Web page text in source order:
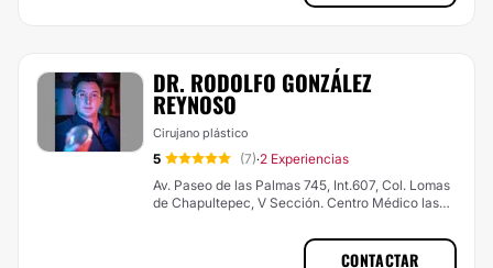
DR. RODOLFO GONZÁLEZ
REYNOSO
Cirujano plástico
5 (7)·2 Experiencias
Av. Paseo de las Palmas 745, Int.607, Col. Lomas
de Chapultepec, V Sección. Centro Médico las
CONTACTAR